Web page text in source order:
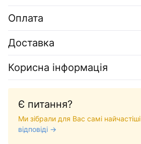
Оплата
Доставка
Корисна інформація
Є питання?
Ми зібрали для Вас самі
відповіді →